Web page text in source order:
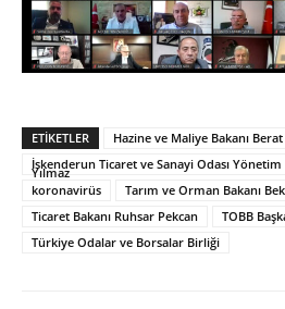
ETIKETLER
Hazine ve Maliye Bakanı
İskenderun Ticaret ve Sanayi Odası
Yılmaz
koronavirüs
Tarım ve Orman Bakanı
Ticaret Bakanı Ruhsar Pekcan
TOBB
Türkiye Odalar ve Borsalar Birliği